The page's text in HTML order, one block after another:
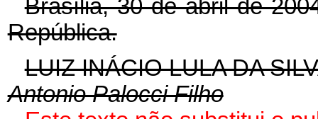
Brasília, 30 de abril de
República.
LUIZ INÁCIO LULA DA
Antonio Palocci Filho